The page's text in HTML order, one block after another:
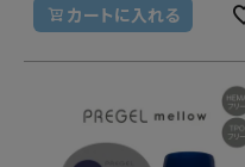
カートに入れる